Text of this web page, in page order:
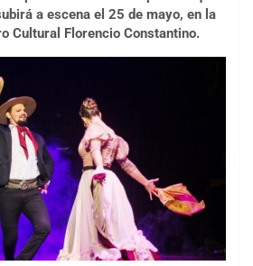
a escena el 25 de mayo, en la
Cultural Florencio Constantino.